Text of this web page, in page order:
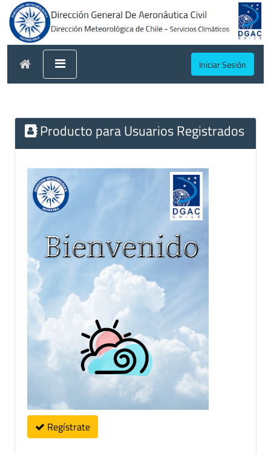
Iniciar Sesión
Producto para Usuarios Registrados
Regístrate